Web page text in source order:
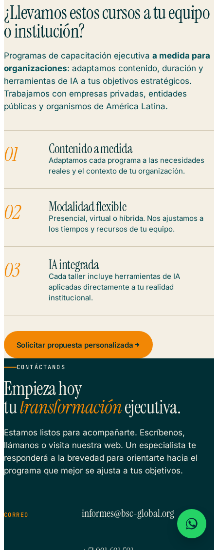
¿Llevamos estos cursos a tu equipo
o institución?
Programas de capacitación ejecutiva a medida para
organizaciones: adaptamos contenido, duración y
herramientas de IA a tus objetivos estratégicos.
Trabajamos con empresas privadas, entidades
públicas y organismos de América Latina.
01 Contenido a medida
Adaptamos cada programa a las necesidades
reales y el contexto de tu organización.
02 Modalidad flexible
Presencial, virtual o híbrida. Nos ajustamos a
los tiempos y recursos de tu equipo.
03 IA integrada
Cada taller incluye herramientas de IA
aplicadas directamente a tu realidad
institucional.
Solicitar propuesta personalizada
CONTÁCTANOS
Empieza hoy
tutransformaciónejecutiva.
Estamos listos para acompañarte. Escríbenos,
llámanos o visita nuestra web. Un especialista te
responderá a la brevedad para orientarte hacia el
programa que mejor se ajusta a tus objetivos.
CORREO informes@bsc-global.org